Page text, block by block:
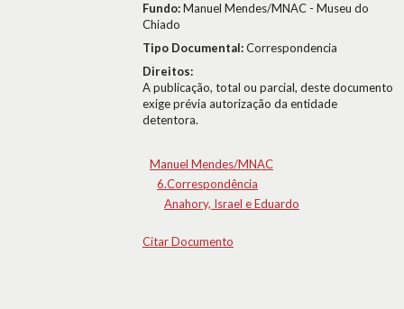
Fundo:Manuel Mendes/MNAC - Museu do
Chiado
Tipo Documental:Correspondencia
Direitos:
A publicação, total ou parcial, deste documento
exige prévia autorização da entidade
detentora.
Manuel Mendes/MNAC
6.Correspondência
Anahory, Israel e Eduardo
Citar Documento